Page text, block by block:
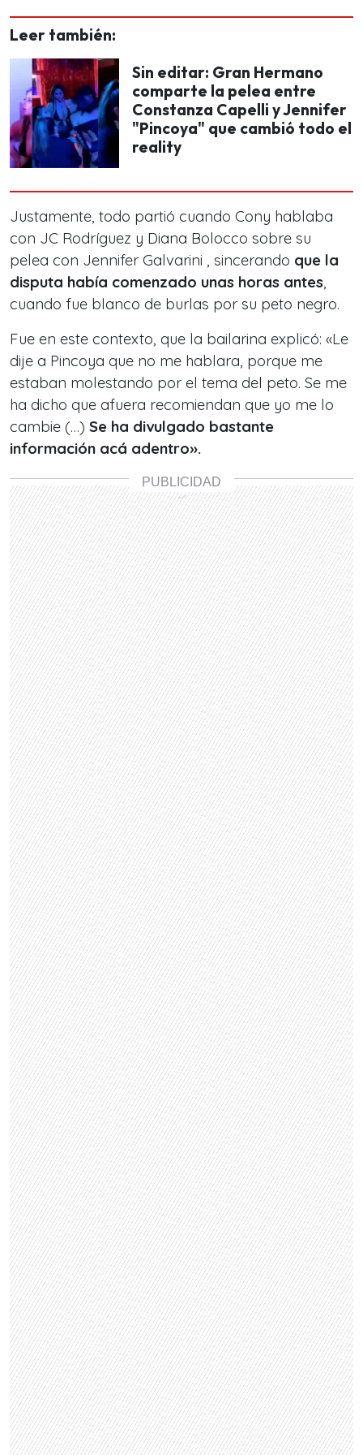
Leer también:
Sin editar: Gran Hermano
comparte la pelea entre
Constanza Capelli y Jennifer
"Pincoya" que cambió todo el
reality
Justamente, todo partió cuando Cony hablaba
con JC Rodríguez y Diana Bolocco sobre su
pelea con Jennifer Galvarini , sincerando que la
disputa había comenzado unas horas antes,
cuando fue blanco de burlas por su peto negro.
Fue en este contexto, que la bailarina explicó: «Le
dije a Pincoya que no me hablara, porque me
estaban molestando por el tema del peto. Se me
ha dicho que afuera recomiendan que yo me lo
cambie (…) Se ha divulgado bastante
información acá adentro».